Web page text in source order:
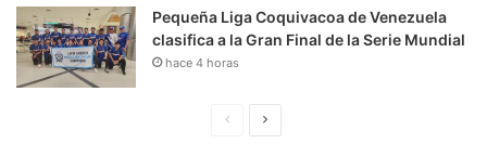
Pequeña Liga Coquivacoa de Venezuela
clasifica a la Gran Final de la Serie Mundial
hace 4 horas